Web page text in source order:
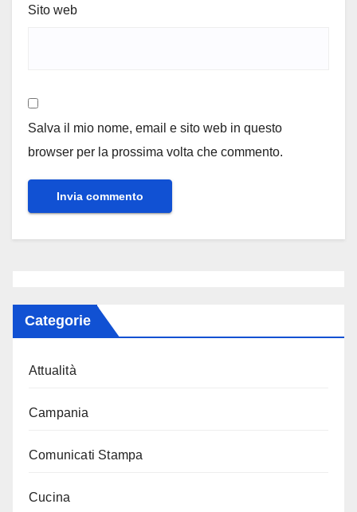
Sito web
Salva il mio nome, email e sito web in questo
browser per la prossima volta che commento.
Categorie
Attualità
Campania
Comunicati Stampa
Cucina